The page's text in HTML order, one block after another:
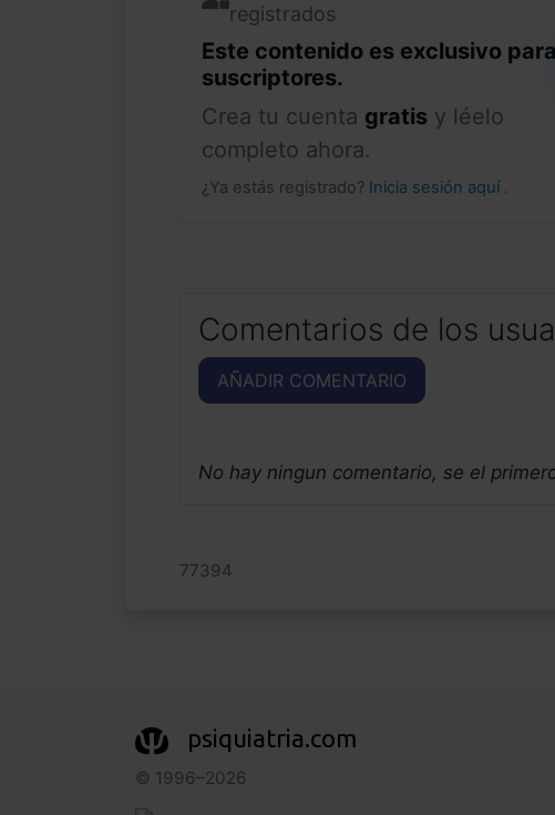
registrados
Este contenido es exclusivo para
suscriptores.
Crea tu cuenta gratis y léelo
completo ahora.
¿Ya estás registrado? Inicia sesión aquí .
Comentarios de los
AÑADIR COMENTARIO
No hay ningun comentario, se el
77394
psiquiatria.com
© 1996–2026